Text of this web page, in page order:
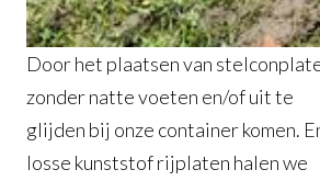
Door het plaatsen van
zonder natte voeten en/of uit te
glijden bij onze container komen.
losse kunststof rijplaten halen we